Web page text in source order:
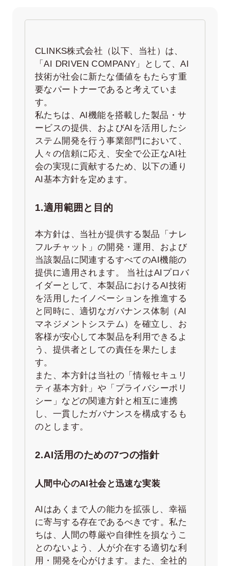
CLINKS株式会社（以下、当社）は、
「AI DRIVEN COMPANY」として、AI
技術が社会に新たな価値をもたらす重
要なパートナーであると考えていま
す。
私たちは、AI機能を搭載した製品・サ
ービスの提供、およびAIを活用したシ
ステム開発を行う事業部門において、
人々の信頼に応え、安全で公正なAI社
会の実現に貢献するため、以下の通り
AI基本方針を定めます。
1.適用範囲と目的
本方針は、当社が提供する製品「ナレ
フルチャット」の開発・運用、および
当該製品に関連するすべてのAI機能の
提供に適用されます。 当社はAIプロバ
イダーとして、本製品におけるAI技術
を活用したイノベーションを推進する
と同時に、適切なガバナンス体制（AI
マネジメントシステム）を確立し、お
客様が安心して本製品を利用できるよ
う、提供者としての責任を果たしま
す。
また、本方針は当社の「情報セキュリ
ティ基本方針」や「プライバシーポリ
シー」などの関連方針と相互に連携
し、一貫したガバナンスを構成するも
のとします。
2.AI活用のための7つの指針
人間中心のAI社会と迅速な実装
AIはあくまで人の能力を拡張し、幸福
に寄与する存在であるべきです。私た
ちは、人間の尊厳や自律性を損なうこ
とのないよう、人が介在する適切な利
用・開発を心がけます。また、全社的